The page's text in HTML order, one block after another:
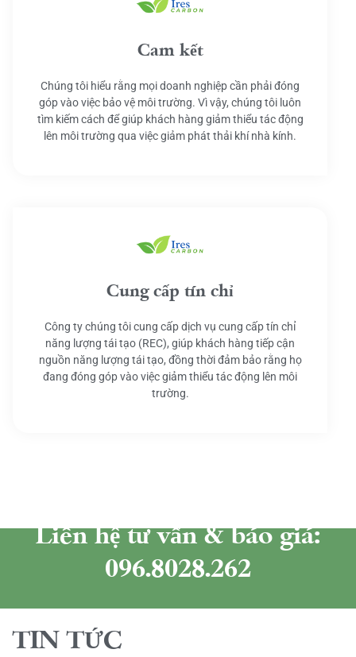
Cam kết
Chúng tôi hiểu rằng mọi doanh nghiệp cần phải đóng
góp vào việc bảo vệ môi trường. Vì vậy, chúng tôi luôn
tìm kiếm cách để giúp khách hàng giảm thiểu tác động
lên môi trường qua việc giảm phát thải khí nhà kính.
Cung cấp tín chỉ
Công ty chúng tôi cung cấp dịch vụ cung cấp tín chỉ
năng lượng tái tạo (REC), giúp khách hàng tiếp cận
nguồn năng lượng tái tạo, đồng thời đảm bảo rằng họ
đang đóng góp vào việc giảm thiểu tác động lên môi
trường.
Liên hệ tư vấn & báo giá:
096.8028.262
TIN TỨC